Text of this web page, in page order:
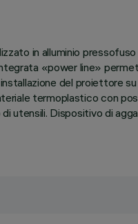
in alluminio
«power line»
del proiettore
termoplastico con
utensili. Dispositivo di